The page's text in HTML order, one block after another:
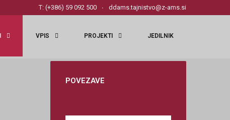
T: (+386) 59 092 500 ddams.tajnistvo@z-ams.si
VPIS PROJEKTI JEDILNIK
POVEZAVE